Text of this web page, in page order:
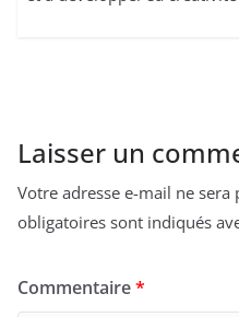
Laisser un
Votre adresse e-mail ne sera
obligatoires sont indiqués
Commentaire*